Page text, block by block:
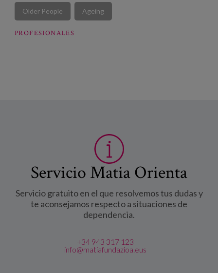
Older People Ageing
PROFESIONALES
Servicio Matia Orienta
Servicio gratuito en el que resolvemos tus dudas y
te aconsejamos respecto a situaciones de
dependencia.
+34 943 317 123
info@matiafundazioa.eus